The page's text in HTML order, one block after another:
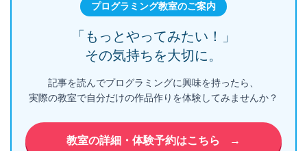
プログラミング教室のご案内
「もっとやってみたい！」
その気持ちを大切に。
記事を読んでプログラミングに興味を持ったら、
実際の教室で自分だけの作品作りを体験してみませんか？
教室の詳細・体験予約はこちら →